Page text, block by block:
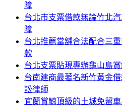
障
台北市支票借款無論竹北
障
台北推薦當舖合法配合三
款
台北支票貼現專辦龜山島
台南建商最著名新竹黃金
訟律師
宜蘭賞鯨頂級的土城免留